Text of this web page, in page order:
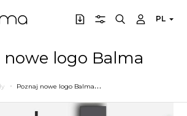
PL
nowe logo Balma
P
oznaj nowe logo Balma